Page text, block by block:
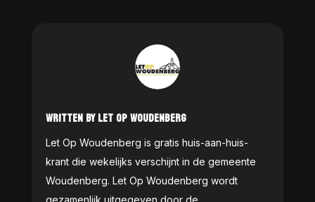
WRITTEN BY LET OP WOUDENBERG
Let Op Woudenberg is gratis huis-aan-huis-
krant die wekelijks verschijnt in de gemeente
Woudenberg. Let Op Woudenberg wordt
gezamenlijk uitgegeven door de